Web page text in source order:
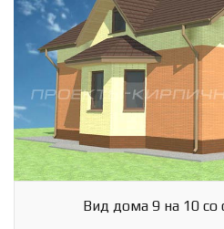
Вид дома 9 на 10 со